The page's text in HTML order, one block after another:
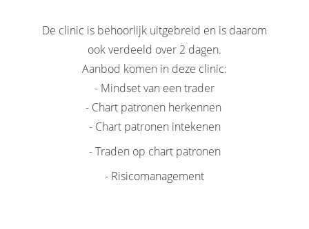
De clinic is behoorlijk uitgebreid en is daarom
ook verdeeld over 2 dagen.
Aanbod komen in deze clinic:
- Mindset van een trader
- Chart patronen herkennen
- Chart patronen intekenen
- Traden op chart patronen
- Risicomanagement